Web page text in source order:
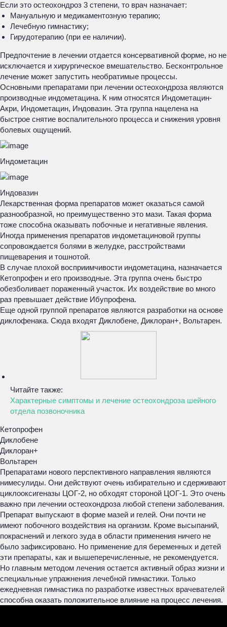
Если это остеохондроз 3 степени, то врач назначает:
Мануальную и медикаментозную терапию;
Лечебную гимнастику;
Гирудотерапию (при ее наличии).
Предпочтение в лечении отдается консервативной форме, но не
исключается и хирургическое вмешательство. Бесконтрольное
лечение может запустить необратимые процессы.
Основными препаратами при лечении остеохондроза являются
производные индометацина. К ним относятся Индометацин-
Акри, Индометацин, Индовазин. Эта группа нацелена на
быстрое снятие воспалительного процесса и снижения уровня
болевых ощущений.
Индометацин
Индовазин
Лекарственная форма препаратов может оказаться самой
разнообразной, но преимущественно это мази. Такая форма
тоже способна оказывать побочные и негативные явления.
Иногда применения препаратов индометациновой группы
сопровождается болями в желудке, расстройствами
пищеварения и тошнотой.
В случае плохой восприимчивости индометацина, назначается
Кетопрофен и его производные. Эта группа очень быстро
обезболивает пораженный участок. Их воздействие во много
раз превышает действие Ибупрофена.
Еще одной группой препаратов являются разработки на основе
диклофенака. Сюда входят Диклобене, Диклоран+, Вольтарен.
Читайте также:
Характерные симптомы и лечение остеохондроза шейного
отдела позвоночника
Кетопрофен
Диклобене
Диклоран+
Вольтарен
Препаратами нового перспективного направления являются
нимесулиды. Они действуют очень избирательно и сдерживают
циклооксигеназы ЦОГ-2, но обходят стороной ЦОГ-1. Это очень
важно при лечении остеохондроза любой степени заболевания.
Препарат выпускают в форме мазей и гелей. Они почти не
имеют побочного воздействия на организм. Кроме высыпаний,
покраснений и легкого зуда в области применения ничего не
было зафиксировано. Но применение для беременных и детей
эти препараты, как и вышеперечисленные, не рекомендуется.
Но главным методом лечения остается активный образ жизни и
специальные упражнения лечебной гимнастики. Только
ежедневная гимнастика по разработке известных врачевателей
способна оказать положительное влияние на процесс лечения.